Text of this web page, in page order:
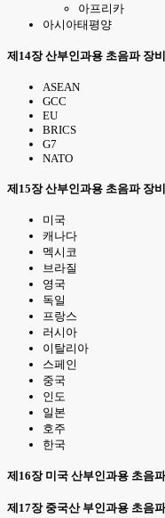
아프리카
아시아태평양
제14장 산부인과용 초음파 장
ASEAN
GCC
EU
BRICS
G7
NATO
제15장 산부인과용 초음파 장
미국
캐나다
멕시코
브라질
영국
독일
프랑스
러시아
이탈리아
스페인
중국
인도
일본
호주
한국
제16장 미국 산부인과용 초음
제17장 중국산 부인과용 초음